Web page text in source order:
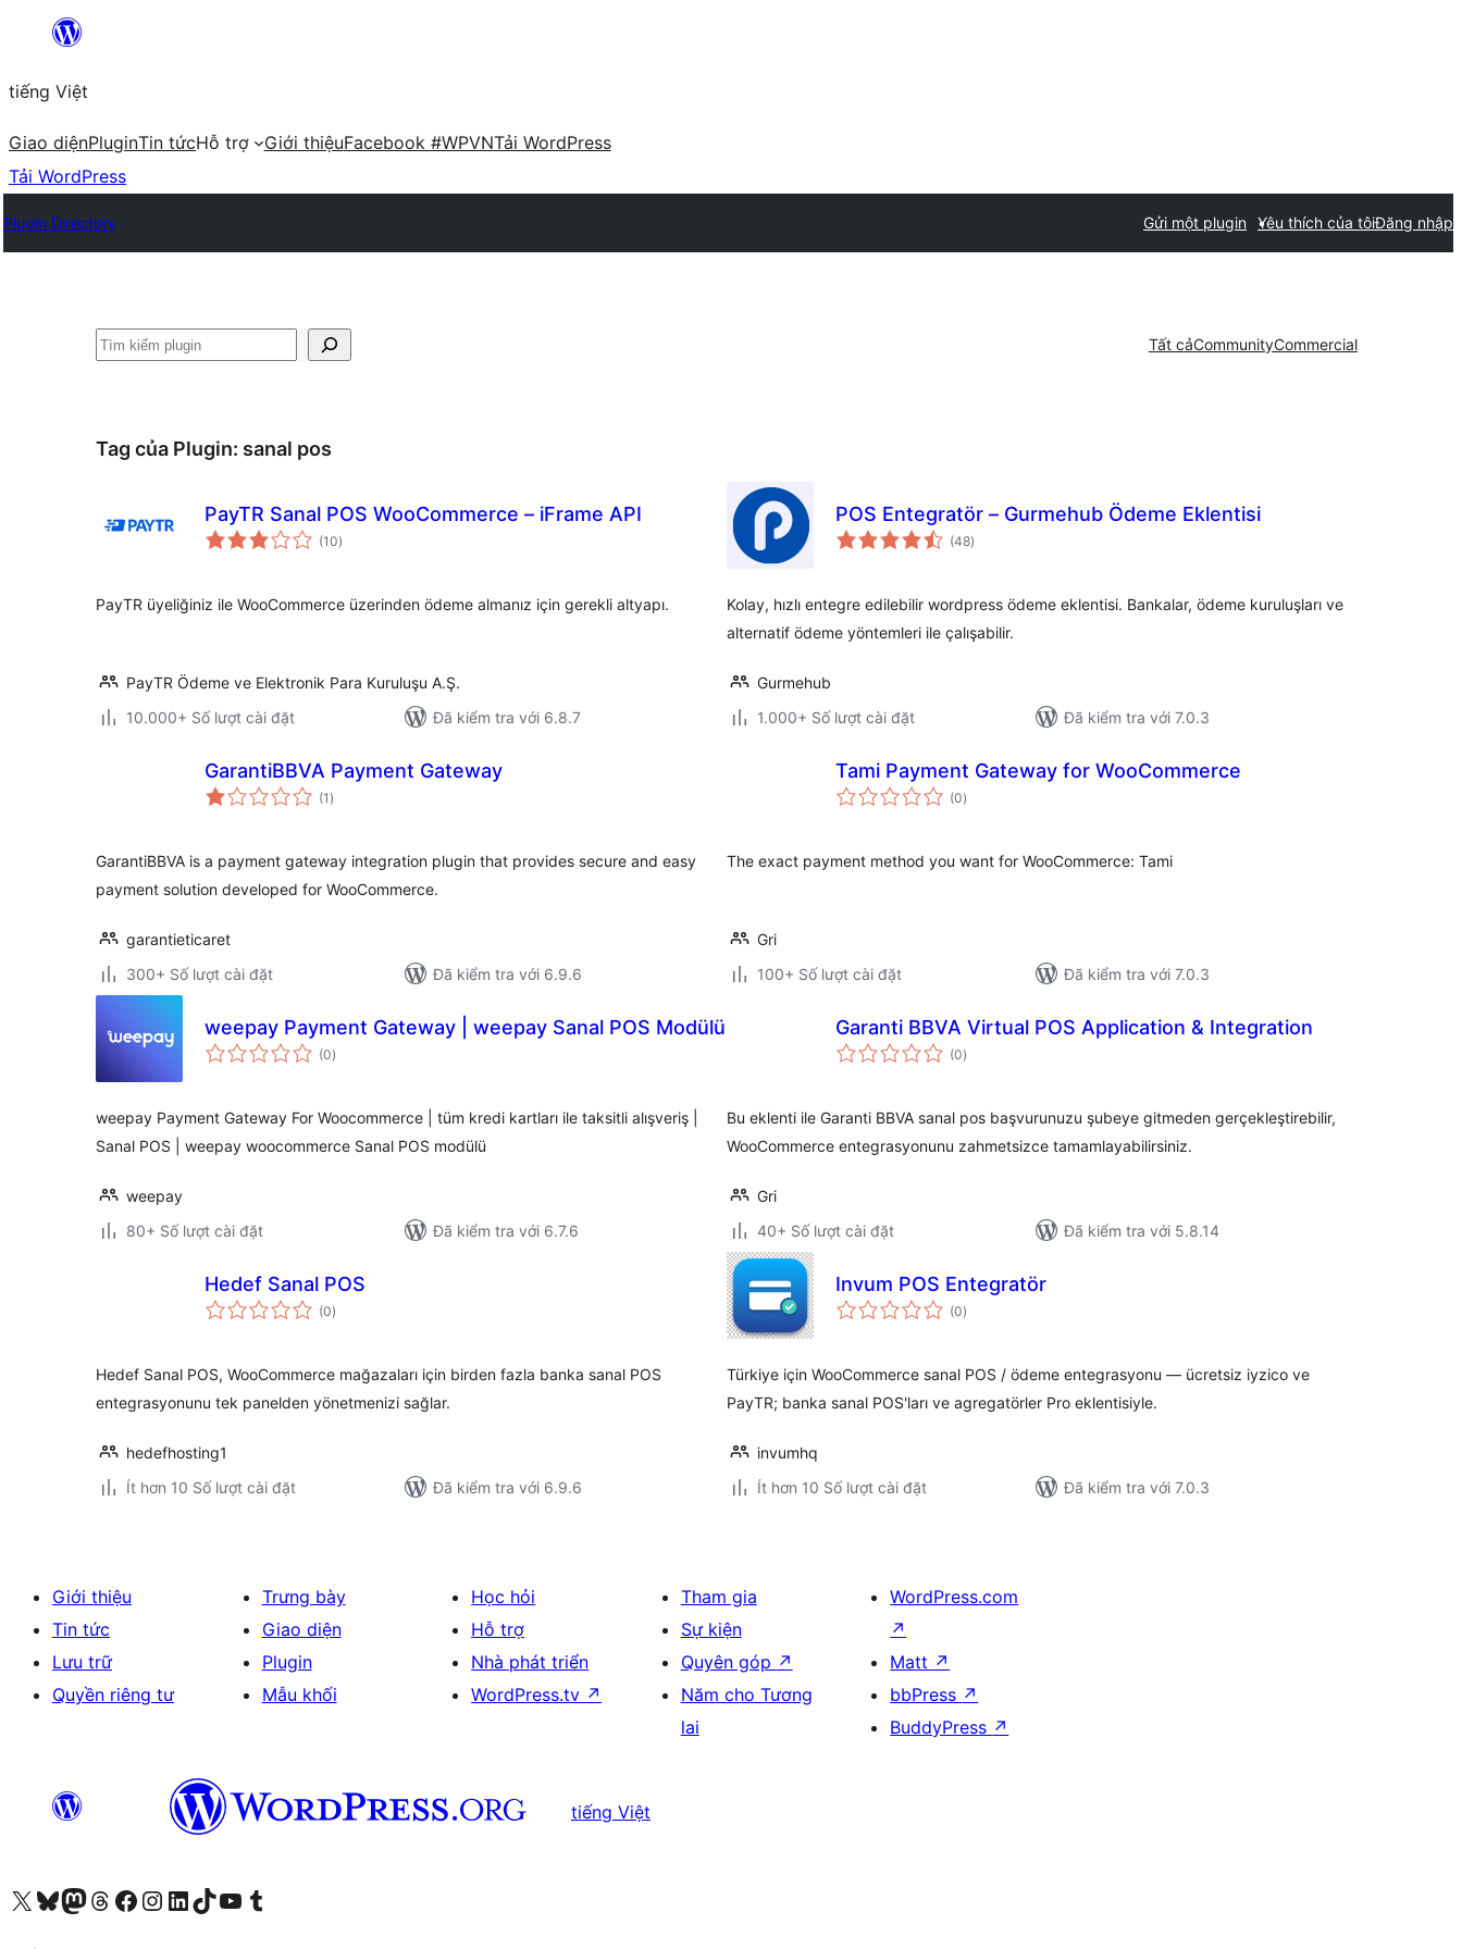
Chuyển
phần
nội
dung
tiếng Việt
Giao diệnPluginTin tứcHỗ trợ Giới thiệuFacebook #WPVNTải WordPress
Tải WordPress
Plugin Directory Gửi một plugin Yêu thích của tôiĐăng nhập
Tìm
Tất cảCommunityCommercial
Tag của Plugin: sanal pos
PayTR Sanal POS WooCommerce – iFrame API
(10tổng
đánh
)
PayTR üyeliğiniz ile WooCommerce üzerinden ödeme almanız için gerekli altyapı.
PayTR Ödeme ve Elektronik Para Kuruluşu A.Ş.
10.000+ Số lượt cài đặt
Đã kiểm tra với 6.8.7
POS Entegratör – Gurmehub Ödeme Eklentisi
(48tổng
đánh
)
Kolay, hızlı entegre edilebilir wordpress ödeme eklentisi. Bankalar, ödeme kuruluşları ve
alternatif ödeme yöntemleri ile çalışabilir.
Gurmehub
1.000+ Số lượt cài đặt
Đã kiểm tra với 7.0.3
GarantiBBVA Payment Gateway
(1 tổng
đánh
)
GarantiBBVA is a payment gateway integration plugin that provides secure and easy
payment solution developed for WooCommerce.
garantieticaret
300+ Số lượt cài đặt
Đã kiểm tra với 6.9.6
Tami Payment Gateway for WooCommerce
(0tổng
đánh
)
The exact payment method you want for WooCommerce: Tami
Gri
100+ Số lượt cài đặt
Đã kiểm tra với 7.0.3
weepay Payment Gateway | weepay Sanal POS Modülü
(0tổng
đánh
)
weepay Payment Gateway For Woocommerce | tüm kredi kartları ile taksitli alışveriş |
Sanal POS | weepay woocommerce Sanal POS modülü
weepay
80+ Số lượt cài đặt
Đã kiểm tra với 6.7.6
Garanti BBVA Virtual POS Application & Integration
(0tổng
đánh
)
Bu eklenti ile Garanti BBVA sanal pos başvurunuzu şubeye gitmeden gerçekleştirebilir,
WooCommerce entegrasyonunu zahmetsizce tamamlayabilirsiniz.
Gri
40+ Số lượt cài đặt
Đã kiểm tra với 5.8.14
Hedef Sanal POS
(0tổng
đánh
)
Hedef Sanal POS, WooCommerce mağazaları için birden fazla banka sanal POS
entegrasyonunu tek panelden yönetmenizi sağlar.
hedefhosting1
Ít hơn 10 Số lượt cài đặt
Đã kiểm tra với 6.9.6
Invum POS Entegratör
(0tổng
đánh
)
Türkiye için WooCommerce sanal POS / ödeme entegrasyonu — ücretsiz iyzico ve
PayTR; banka sanal POS'ları ve agregatörler Pro eklentisiyle.
invumhq
Ít hơn 10 Số lượt cài đặt
Đã kiểm tra với 7.0.3
Giới thiệu
Tin tức
Lưu trữ
Quyền riêng tư
Trưng bày
Giao diện
Plugin
Mẫu khối
Học hỏi
Hỗ trợ
Nhà phát triển
WordPress.tv ↗
Tham gia
Sự kiện
Quyên góp ↗
Năm cho Tương
lai
WordPress.com
↗
Matt ↗
bbPress ↗
BuddyPress ↗
tiếng Việt
Truy cập tài khoản X (trước đây là Twitter) của chúng tôiVisit our Bluesky account
Visit our Mastodon account
Visit our Threads account
Xem trang Facebook của chúng tôiTruy cập tài khoản Instagram của chúng tôiTruy cập tài khoản LinkedIn của chúng tôiVisit our TikTok account
Truy cập kênh YouTube của chúng tôi Visit our Tumblr account